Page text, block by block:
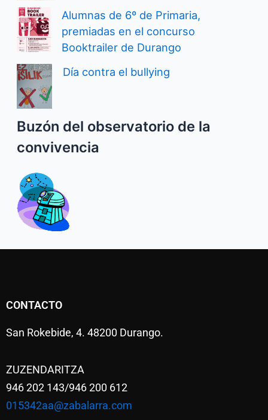
Alumnas de 6º de Primaria,
premiadas en el concurso
Booktrailer de Durango
Día contra el bullying
Buzón del observatorio de la
convivencia
CONTACTO
San Rokebide, 4. 48200 Durango.
ZUZENDARITZA
946 202 143/946 200 612
015342aa@zabalarra.com